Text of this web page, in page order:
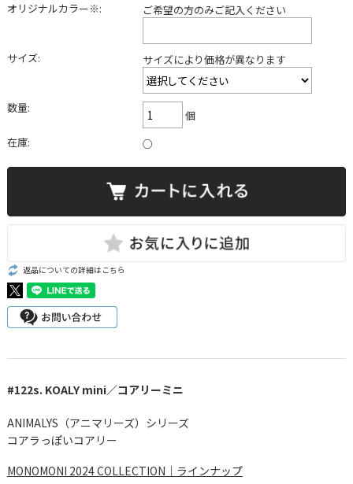
オリジナルカラー※: ご希望の方のみご記入ください
サイズ: サイズにより価格が異なります
数量:
個
在庫:
○
返品についての詳細はこちら
#122s. KOALY mini／コアリーミニ
ANIMALYS（アニマリーズ）シリーズ
コアラっぽいコアリー
MONOMONI 2024 COLLECTION｜ラインナップ